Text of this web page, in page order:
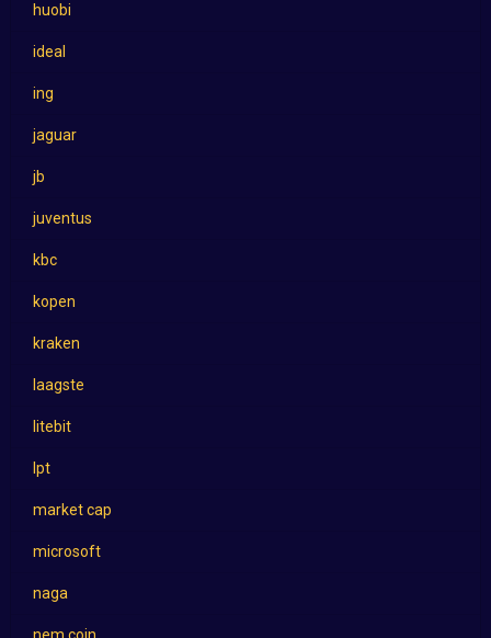
huobi
ideal
ing
jaguar
jb
juventus
kbc
kopen
kraken
laagste
litebit
lpt
market cap
microsoft
naga